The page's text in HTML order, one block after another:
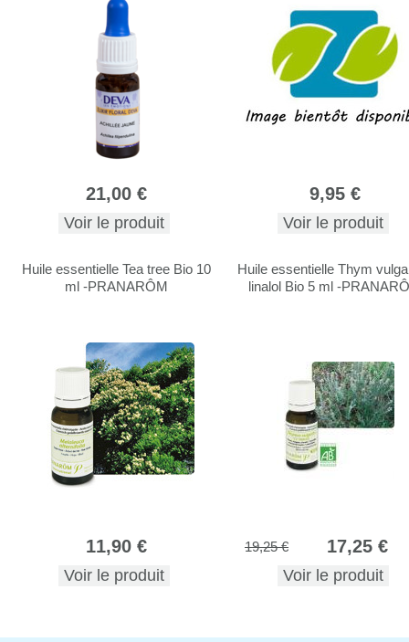
21,00 €
Voir le produit
9,95 €
Voir le produit
Huile essentielle Tea tree Bio 10
ml -PRANARÔM
11,90 €
Voir le produit
Huile essentielle Thym
linalol Bio 5 ml -
19,25 € 17,25 €
Voir le produit